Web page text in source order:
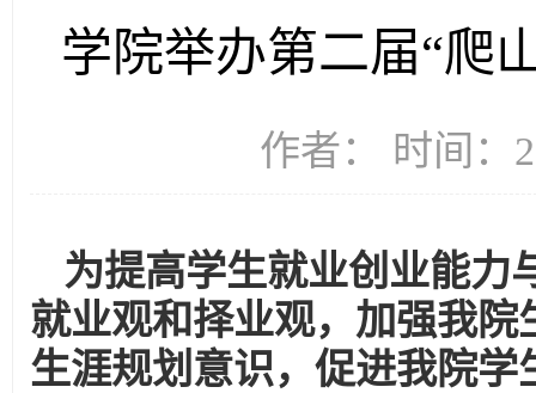
学院举办第二届“爬
作者： 时间：
为提高学生就业创业能力
就业观和择业观，加强我
生涯规划意识，促进我院学